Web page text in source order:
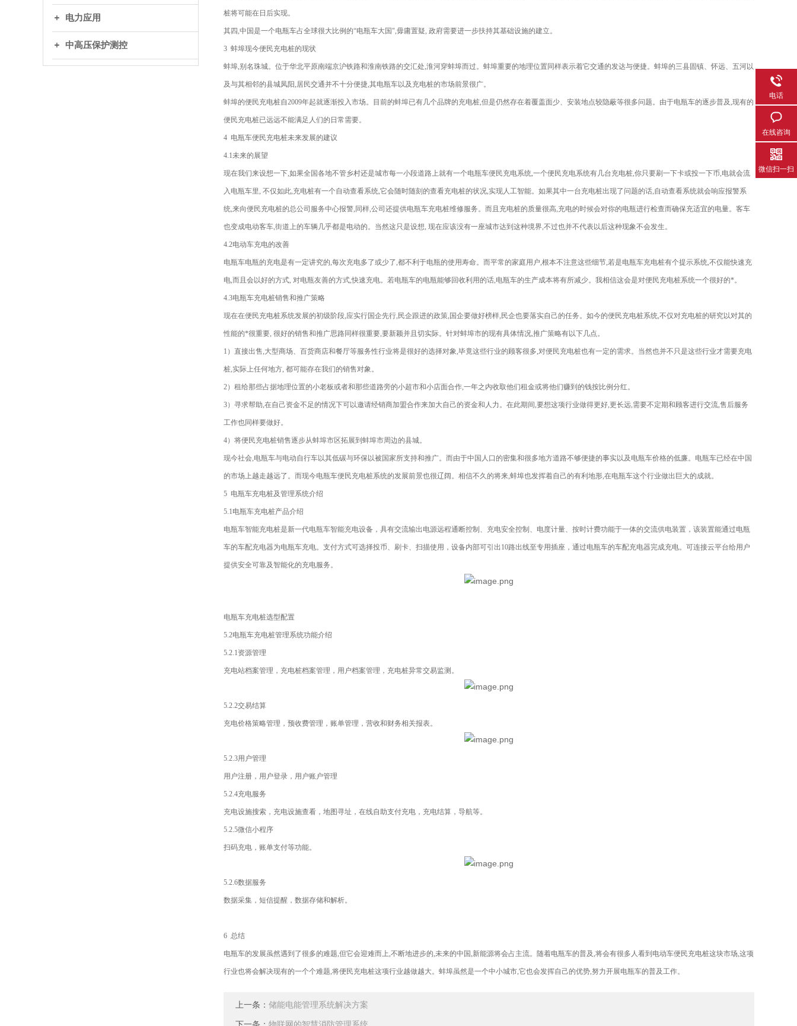
电力应用
中高压保护测控
桩将可能在日后实现。
其四,中国是一个电瓶车占全球很大比例的“电瓶车大国",毋庸置疑, 政府需要进一步扶持其基础设施的建立。
3 蚌埠现今便民充电桩的现状
蚌埠,别名珠城。位于华北平原南端京沪铁路和淮南铁路的交汇处,淮河穿蚌埠而过。蚌埠重要的地理位置同样表示着它交通的发达与便捷。蚌埠的三县固镇、怀远、五河以
及与其相邻的县城凤阳,居民交通并不十分便捷,其电瓶车以及充电桩的市场前景很广。
蚌埠的便民充电桩自2009年起就逐渐投入市场。目前的蚌埠已有几个品牌的充电桩,但是仍然存在着覆盖面少、安装地点较隐蔽等很多问题。由于电瓶车的逐步普及,现有的
便民充电桩已远远不能满足人们的日常需要。
4 电瓶车便民充电桩未来发展的建议
4.1未来的展望
现在我们来设想一下,如果全国各地不管乡村还是城市每一小段道路上就有一个电瓶车便民充电系统,一个便民充电系统有几台充电桩,你只要刷一下卡或投一下币,电就会流
入电瓶车里, 不仅如此,充电桩有一个自动查看系统,它会随时随刻的查看充电桩的状况,实现人工智能。如果其中一台充电桩出现了问题的话,自动查看系统就会响应报警系
统,来向便民充电桩的总公司服务中心报警,同样,公司还提供电瓶车充电桩维修服务。而且充电桩的质量很高,充电的时候会对你的电瓶进行检查而确保充适宜的电量。客车
也变成电动客车,街道上的车辆几乎都是电动的。当然这只是设想, 现在应该没有一座城市达到这种境界,不过也并不代表以后这种现象不会发生。
4.2电动车充电的改善
电瓶车电瓶的充电是有一定讲究的,每次充电多了或少了,都不利于电瓶的使用寿命。而平常的家庭用户,根本不注意这些细节,若是电瓶车充电桩有个提示系统,不仅能快速充
电,而且会以好的方式, 对电瓶友善的方式,快速充电。若电瓶车的电瓶能够回收利用的话,电瓶车的生产成本将有所减少。我相信这会是对便民充电桩系统一个很好的*。
4.3电瓶车充电桩销售和推广策略
现在在便民充电桩系统发展的初级阶段,应实行国企先行,民企跟进的政策,国企要做好榜样,民企也要落实自己的任务。如今的便民充电桩系统,不仅对充电桩的研究以对其的
性能的*很重要, 很好的销售和推广思路同样很重要,要新颖并且切实际。针对蚌埠市的现有具体情况,推广策略有以下几点。
1）直接出售,大型商场、百货商店和餐厅等服务性行业将是很好的选择对象,毕竟这些行业的顾客很多,对便民充电桩也有一定的需求。当然也并不只是这些行业才需要充电
桩,实际上任何地方, 都可能存在我们的销售对象。
2）租给那些占据地理位置的小老板或者和那些道路旁的小超市和小店面合作,一年之内收取他们租金或将他们赚到的钱按比例分红。
3）寻求帮助,在自己资金不足的情况下可以邀请经销商加盟合作来加大自己的资金和人力。在此期间,要想这项行业做得更好,更长远,需要不定期和顾客进行交流,售后服务
工作也同样要做好。
4）将便民充电桩销售逐步从蚌埠市区拓展到蚌埠市周边的县城。
现今社会,电瓶车与电动自行车以其低碳与环保以被国家所支持和推广。而由于中国人口的密集和很多地方道路不够便捷的事实以及电瓶车价格的低廉。电瓶车已经在中国
的市场上越走越远了。而现今电瓶车便民充电桩系统的发展前景也很辽阔。相信不久的将来,蚌埠也发挥着自己的有利地形,在电瓶车这个行业做出巨大的成就。
5 电瓶车充电桩及管理系统介绍
5.1电瓶车充电桩产品介绍
电瓶车智能充电桩是新一代电瓶车智能充电设备，具有交流输出电源远程通断控制、充电安全控制、电度计量、按时计费功能于一体的交流供电装置，该装置能通过电瓶
车的车配充电器为电瓶车充电。支付方式可选择投币、刷卡、扫描使用，设备内部可引出10路出线至专用插座，通过电瓶车的车配充电器完成充电。可连接云平台给用户
提供安全可靠及智能化的充电服务。
电瓶车充电桩选型配置
5.2电瓶车充电桩管理系统功能介绍
5.2.1资源管理
充电站档案管理，充电桩档案管理，用户档案管理，充电桩异常交易监测。
5.2.2交易结算
充电价格策略管理，预收费管理，账单管理，营收和财务相关报表。
5.2.3用户管理
用户注册，用户登录，用户账户管理
5.2.4充电服务
充电设施搜索，充电设施查看，地图寻址，在线自助支付充电，充电结算，导航等。
5.2.5微信小程序
扫码充电，账单支付等功能。
5.2.6数据服务
数据采集，短信提醒，数据存储和解析。
6 总结
电瓶车的发展虽然遇到了很多的难题,但它会迎难而上,不断地进步的,未来的中国,新能源将会占主流。随着电瓶车的普及,将会有很多人看到电动车便民充电桩这块市场,这项
行业也将会解决现有的一个个难题,将便民充电桩这项行业越做越大。蚌埠虽然是一个中小城市,它也会发挥自己的优势,努力开展电瓶车的普及工作。
上一条： 储能电能管理系统解决方案
下一条：
电话
在线咨询
微信扫一扫